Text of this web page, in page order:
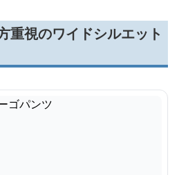
重視のワイドシルエット